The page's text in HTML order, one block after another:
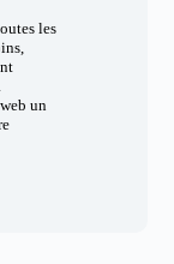
les
un